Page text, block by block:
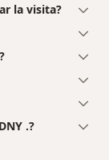
la visita?
.?